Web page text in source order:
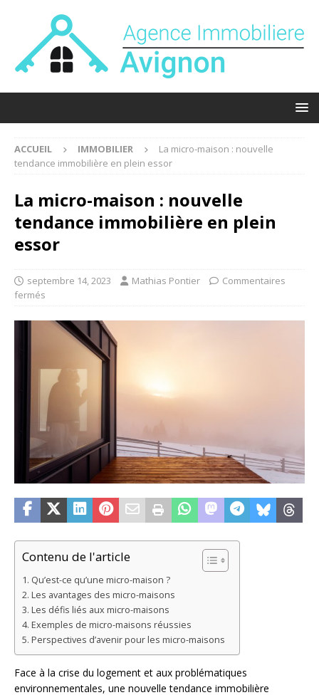
ACCUEIL IMMOBILIER
La micro-maison : nouvelle
tendance immobilière en plein essor
La micro-maison : nouvelle
tendance immobilière en plein
essor
septembre 14, 2023 Mathias Pontier
Commentaires
fermés
Contenu de l'article
Qu’est-ce qu’une micro-maison ?
Les avantages des micro-maisons
Les défis liés aux micro-maisons
Exemples de micro-maisons réussies
Perspectives d’avenir pour les micro-maisons
Face à la crise du logement et aux problématiques
environnementales, une nouvelle tendance immobilière